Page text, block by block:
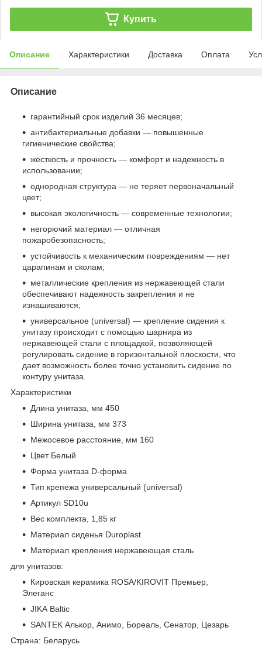
Купить
Описание Характеристики Доставка Оплата
Описание
гарантийный срок изделий 36 месяцев;
антибактериальные добавки — повышенные
гигиенические свойства;
жесткость и прочность — комфорт и надежность в
использовании;
однородная структура — не теряет первоначальный
цвет;
высокая экологичность — современные технологии;
негорючий материал — отличная
пожаробезопасность;
устойчивость к механическим повреждениям — нет
царапинам и сколам;
металлические крепления из нержавеющей стали
обеспечивают надежность закрепления и не
изнашиваются;
универсальное (universal) — крепление сидения к
унитазу происходит с помощью шарнира из
нержавеющей стали с площадкой, позволяющей
регулировать сидение в горизонтальной плоскости, что
дает возможность более точно установить сидение по
контуру унитаза.
Характеристики
Длина унитаза, мм 450
Ширина унитаза, мм 373
Межосевое расстояние, мм 160
Цвет Белый
Форма унитаза D-форма
Тип крепежа универсальный (universal)
Артикул SD10u
Вес комплекта, 1,85 кг
Материал сиденья Duroplast
Материал крепления нержавеющая сталь
для унитазов:
Кировская керамика ROSA/KIROVIT Премьер,
Элеганс
JIKA Baltic
SANTEK Алькор, Анимо, Бореаль, Сенатор, Цезарь
Страна: Беларусь